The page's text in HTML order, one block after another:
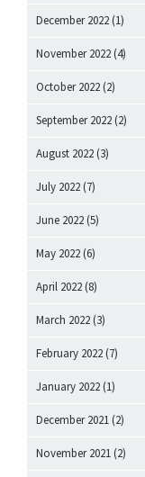
December 2022 (1)
November 2022 (4)
October 2022 (2)
September 2022 (2)
August 2022 (3)
July 2022 (7)
June 2022 (5)
May 2022 (6)
April 2022 (8)
March 2022 (3)
February 2022 (7)
January 2022 (1)
December 2021 (2)
November 2021 (2)